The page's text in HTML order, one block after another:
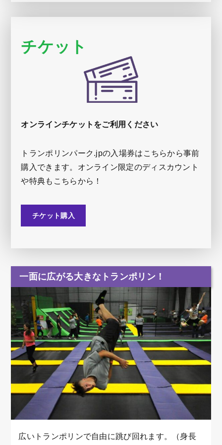
チケット
オンラインチケットをご利用ください
トランポリンパーク.jpの入場券はこちらから事前
購入できます。オンライン限定のディスカウント
や特典もこちらから！
チケット購入
一面に広がる大きなトランポリン！
広いトランポリンで自由に跳び回れます。（身長